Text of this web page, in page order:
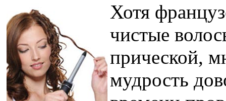
Хотя
чистые
прической,
мудрость